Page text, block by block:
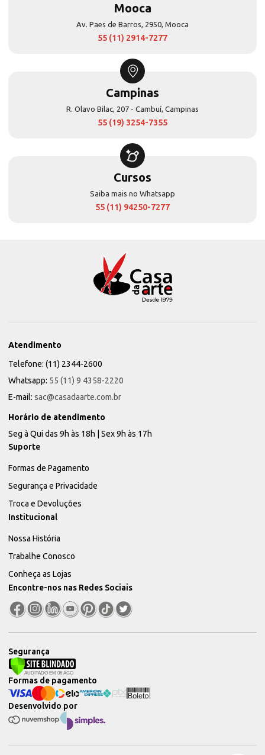
Mooca
Av. Paes de Barros, 2950, Mooca
55 (11) 2914-7277
Campinas
R. Olavo Bilac, 207 - Cambuí, Campinas
55 (19) 3254-7355
Cursos
Saiba mais no Whatsapp
55 (11) 94250-7277
Atendimento
Telefone: (11) 2344-2600
Whatsapp: 55 (11) 9 4358-2220
E-mail: sac@casadaarte.com.br
Horário de atendimento
Seg à Qui das 9h às 18h | Sex 9h às 17h
Suporte
Formas de Pagamento
Segurança e Privacidade
Troca e Devoluções
Institucional
Nossa História
Trabalhe Conosco
Conheça as Lojas
Encontre-nos nas Redes Sociais
Segurança
Desenvolvido por
Formas de pagamento